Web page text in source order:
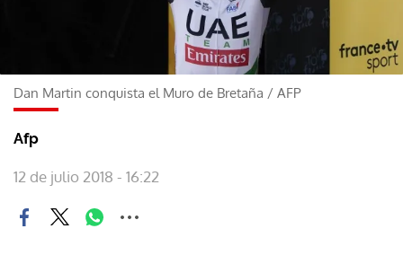
Dan Martin conquista el Muro de Bretaña / AFP
Afp
12 de julio 2018 - 16:22